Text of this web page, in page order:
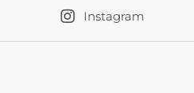
Instagram